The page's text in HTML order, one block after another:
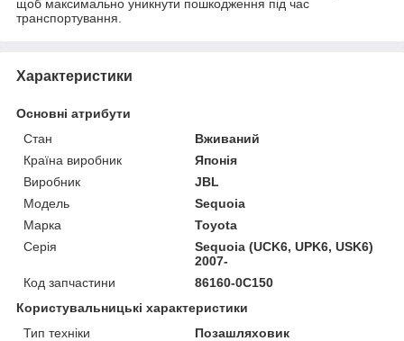
щоб максимально уникнути пошкодження під час
транспортування.
Характеристики
Основні атрибути
Стан
Вживаний
Країна виробник
Японія
Виробник
JBL
Модель
Sequoia
Марка
Toyota
Серія
Sequoia (UCK6, UPK6, USK6)
2007-
Код запчастини
86160-0C150
Користувальницькі характеристики
Тип техніки
Позашляховик